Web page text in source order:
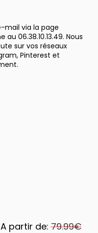
mail via la page
06.38.10.13.49. Nous
sur vos réseaux
Pinterest et
A partir de:79.99€